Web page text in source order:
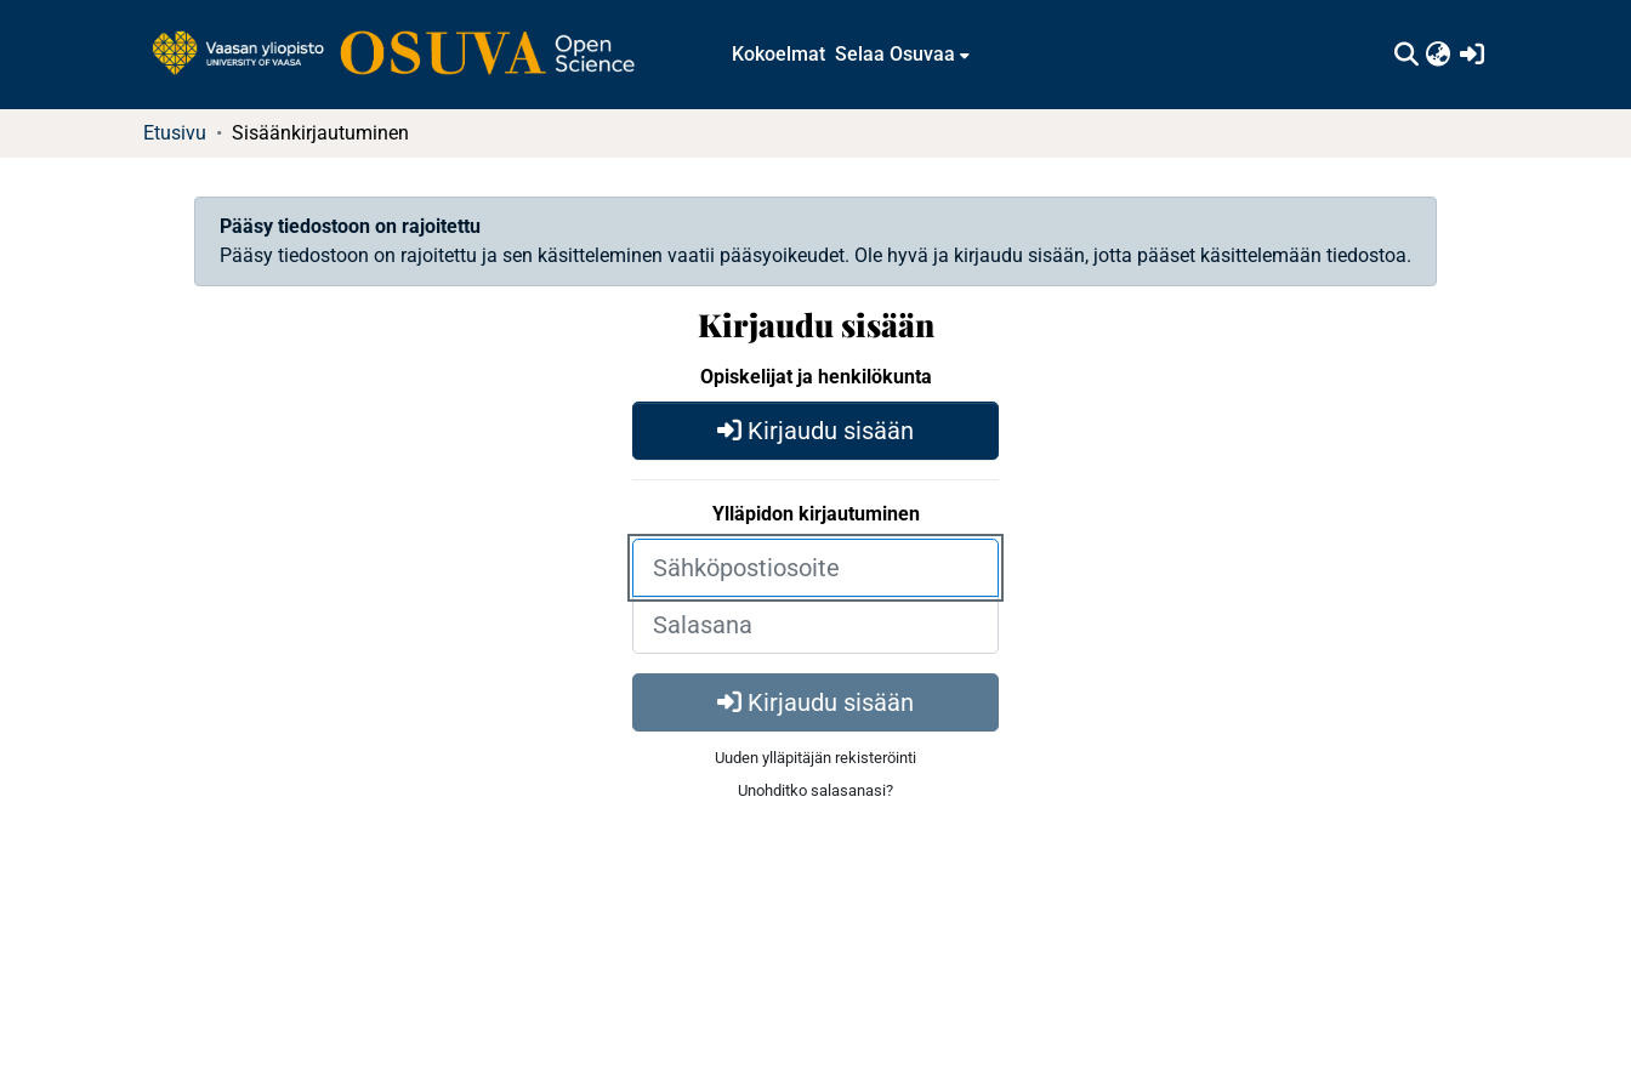
Kokoelmat Selaa Osuvaa
Etusivu Sisäänkirjautuminen
Pääsy tiedostoon on rajoitettu
Pääsy tiedostoon on rajoitettu ja sen käsitteleminen vaatii pääsyoikeudet. Ole hyvä ja kirjaudu sisään, jotta pääset käsittelemään tiedostoa.
Kirjaudu sisään
Opiskelijat ja henkilökunta
Kirjaudu sisään
Ylläpidon kirjautuminen
Kirjaudu sisään
Uuden ylläpitäjän rekisteröinti
Unohditko salasanasi?